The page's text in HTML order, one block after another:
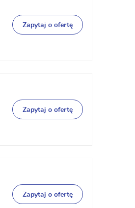
Zapytaj o ofertę
Zapytaj o ofertę
Zapytaj o ofertę